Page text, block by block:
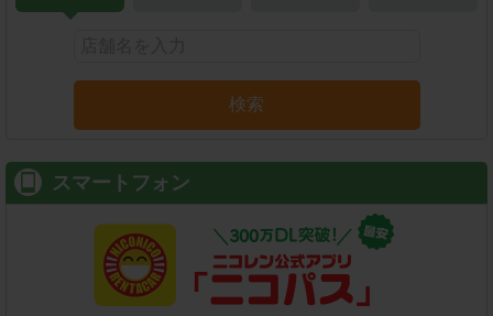
検索
スマートフォン